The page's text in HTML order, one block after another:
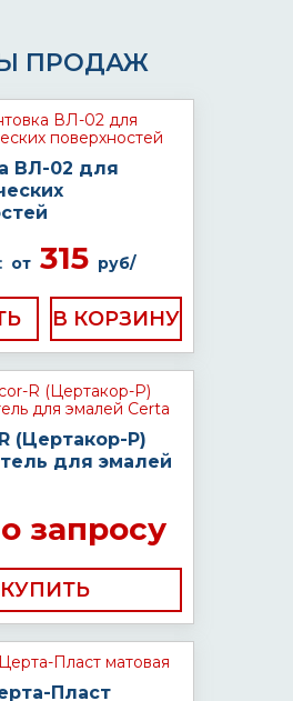
ПРОДАЖ
ВЛ-02 для
от315 руб/
(Цертакор-Р)
для эмалей
запросу
КУПИТЬ
Пласт